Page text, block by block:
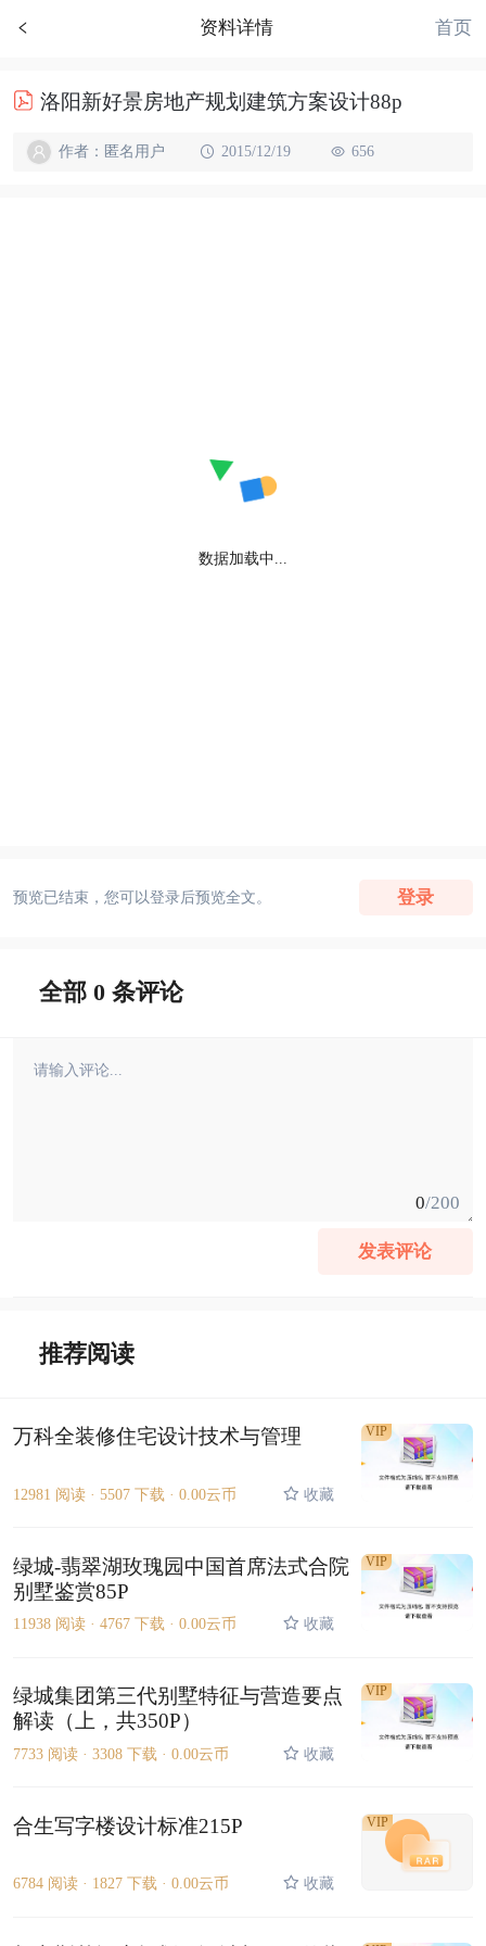
资料详情 首页
洛阳新好景房地产规划建筑方案设计88p
作者：匿名用户 2015/12/19 656
数据加载中...
预览已结束，您可以登录后预览全文。 登录
全部 0 条评论
0/200
发表评论
推荐阅读
万科全装修住宅设计技术与管理
12981 阅读 · 5507 下载 · 0.00云币 收藏
VIP
绿城-翡翠湖玫瑰园中国首席法式合院
别墅鉴赏85P
11938 阅读 · 4767 下载 · 0.00云币 收藏
VIP
绿城集团第三代别墅特征与营造要点
解读（上，共350P）
7733 阅读 · 3308 下载 · 0.00云币 收藏
VIP
合生写字楼设计标准215P
6784 阅读 · 1827 下载 · 0.00云币 收藏
VIP